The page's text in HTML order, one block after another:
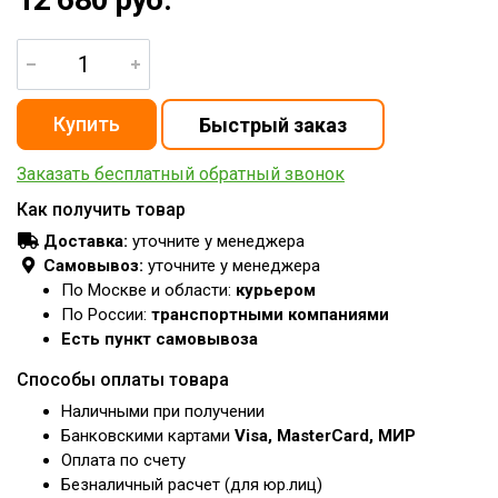
Заказать бесплатный обратный звонок
Как получить товар
Доставка: уточните у менеджера
Самовывоз: уточните у менеджера
По Москве и области: курьером
По России: транспортными компаниями
Есть пункт самовывоза
Способы оплаты товара
Наличными при получении
Банковскими картами Visa, MasterCard, МИР
Оплата по счету
Безналичный расчет (для юр.лиц)